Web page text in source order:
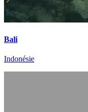
Bali
Indonésie